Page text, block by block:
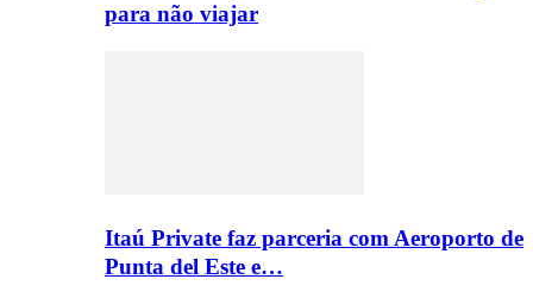
para não viajar
Itaú Private faz parceria com Aeroporto de
Punta del Este e…